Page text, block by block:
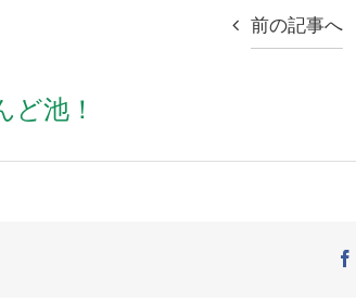
前の記事へ
池！